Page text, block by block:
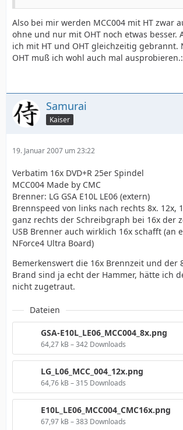
Also bei mir werden MCC004 mit HT zwar
ohne und nur mit OHT noch etwas besser.
ich mit HT und OHT gleichzeitig gebrannt.
OHT muß ich wohl auch mal
Samurai
Kaiser
19. Januar 2007 um 23:22
Verbatim 16x DVD+R 25er Spindel
MCC004 Made by CMC
Brenner: LG GSA E10L LE06 (extern)
Brennspeed von links nach rechts 8x. 12x,
ganz rechts der Schreibgraph bei 16x der
USB Brenner auch wirklich 16x schafft (an
NForce4 Ultra Board)
Bemerkenswert die 16x Brennzeit und der
Brand sind ja echt der Hammer, hätte ich
nicht zugetraut.
Dateien
GSA-E10L_LE06_MCC004_8x.png
64,27 kB – 342 Downloads
LG_L06_MCC_004_12x.png
64,76 kB – 315 Downloads
E10L_LE06_MCC004_CMC16x.png
67,97 kB – 383 Downloads